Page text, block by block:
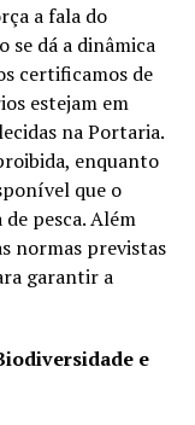
a fala do
se dá a dinâmica
certificamos de
estejam em
na Portaria.
enquanto
que o
pesca. Além
normas previstas
garantir a
e